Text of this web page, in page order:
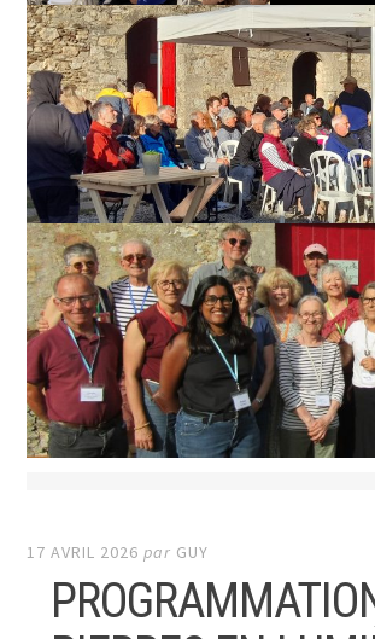
17 AVRIL 2026 par GUY